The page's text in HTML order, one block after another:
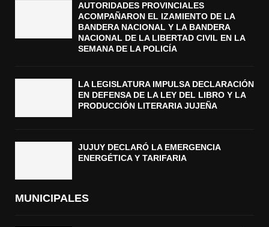
AUTORIDADES PROVINCIALES
ACOMPAÑARON EL IZAMIENTO DE LA
BANDERA NACIONAL Y LA BANDERA
NACIONAL DE LA LIBERTAD CIVIL EN LA
SEMANA DE LA POLICÍA
LA LEGISLATURA IMPULSA DECLARACIÓN
EN DEFENSA DE LA LEY DEL LIBRO Y LA
PRODUCCIÓN LITERARIA JUJEÑA
JUJUY DECLARÓ LA EMERGENCIA
ENERGÉTICA Y TARIFARIA
MUNICIPALES